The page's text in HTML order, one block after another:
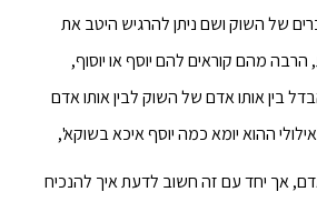
של השוק ושם ניתן להרגיש היטב את
מהם קוראים להם יוסף או יוסוף,
בין אותו אדם של השוק לבין אותו אדם
ההוא יומא כמה יוסף איכא בשוקא',
אך יחד עם זה חשוב לדעת איך להנכיח